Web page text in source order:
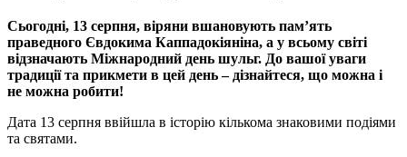
Сьогодні, 13 серпня, віряни вшановують пам’ять
праведного Євдокима Каппадокіяніна, а у всьому світі
відзначають Міжнародний день шульг. До вашої уваги
традиції та прикмети в цей день – дізнайтеся, що можна і
не можна робити!
Дата 13 серпня ввійшла в історію кількома знаковими подіями
та святами.